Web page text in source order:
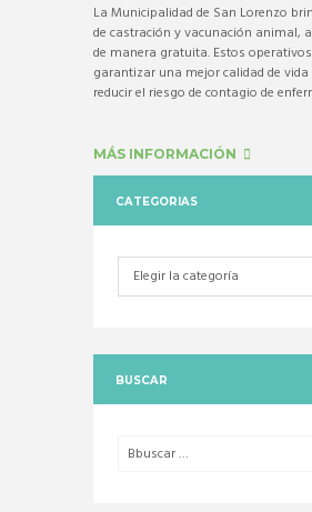
La Municipalidad de San Lorenzo
de castración y vacunación animal,
de manera gratuita. Estos
garantizar una mejor calidad de
reducir el riesgo de contagio de
MÁS INFORMACIÓN
CATEGORIAS
Categorias
BUSCAR